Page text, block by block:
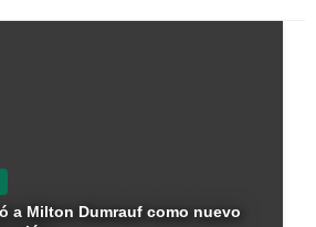
a Milton Dumrauf como nuevo